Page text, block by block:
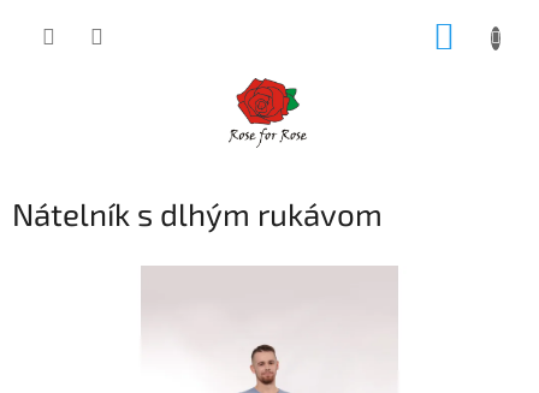
Nátelník s dlhým rukávom